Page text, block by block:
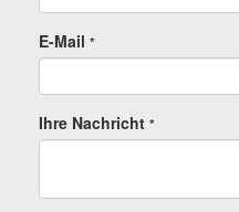
E-Mail *
Ihre Nachricht *